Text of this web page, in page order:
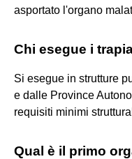
asportato l'organo
Chi esegue i
Si esegue in strutture
e dalle Province
requisiti minimi
Qual è il primo